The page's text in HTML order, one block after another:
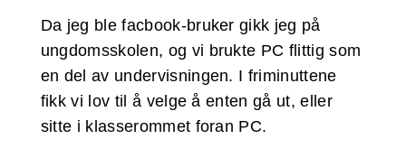
Da jeg ble facbook-bruker gikk jeg på
ungdomsskolen, og vi brukte PC flittig som
en del av undervisningen. I friminuttene
fikk vi lov til å velge å enten gå ut, eller
sitte i klasserommet foran PC.